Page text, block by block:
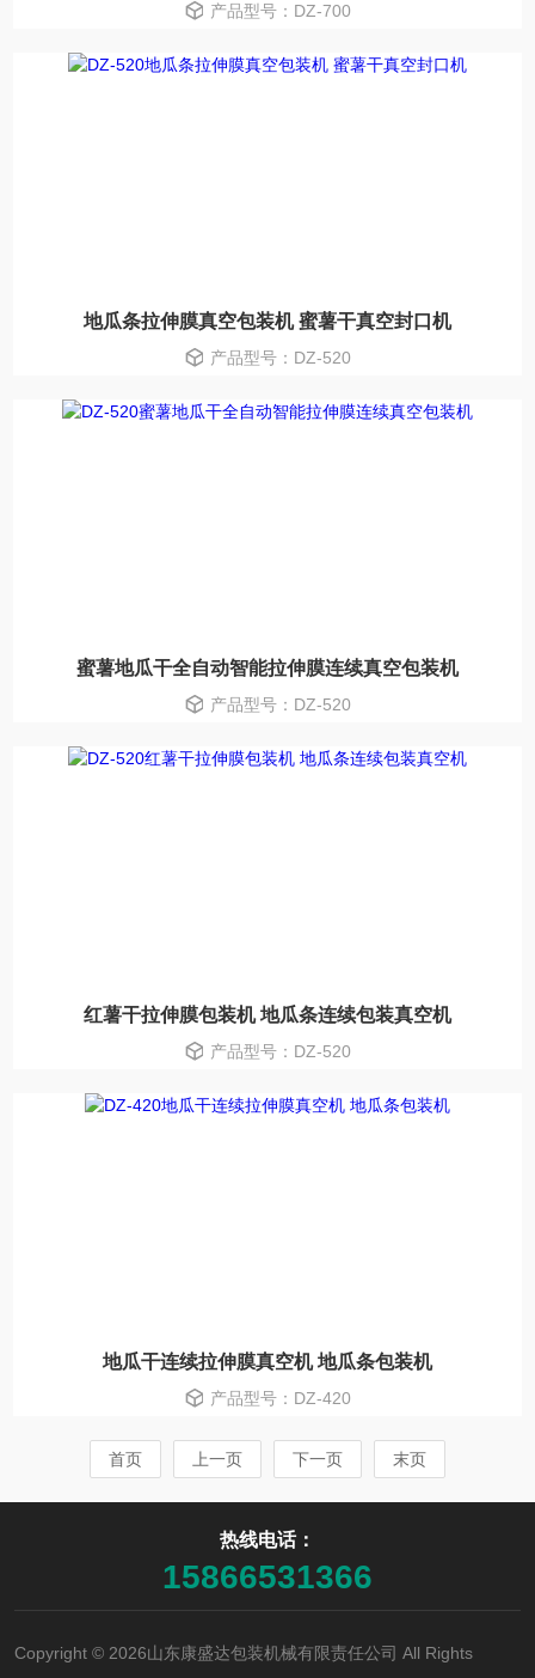
产品型号：DZ-700
地瓜条拉伸膜真空包装机 蜜薯干真空封口机
产品型号：DZ-520
蜜薯地瓜干全自动智能拉伸膜连续真空包装机
产品型号：DZ-520
红薯干拉伸膜包装机 地瓜条连续包装真空机
产品型号：DZ-520
地瓜干连续拉伸膜真空机 地瓜条包装机
产品型号：DZ-420
首页 上一页 下一页 末页
热线电话：
15866531366
Copyright © 2026山东康盛达包装机械有限责任公司 All Rights